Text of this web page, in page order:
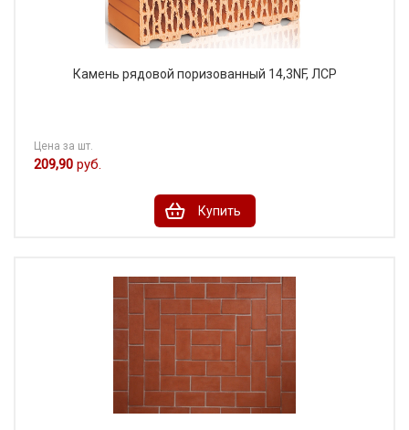
Камень рядовой поризованный 14,3NF, ЛСР
Цена за шт.
209,90 руб.
Купить